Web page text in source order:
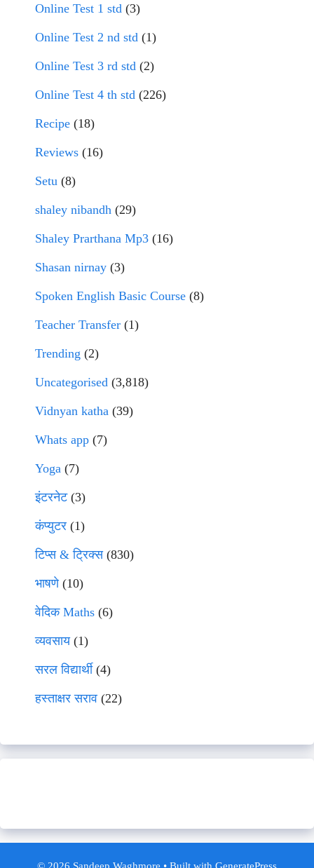
Online Test 1 std (3)
Online Test 2 nd std (1)
Online Test 3 rd std (2)
Online Test 4 th std (226)
Recipe (18)
Reviews (16)
Setu (8)
shaley nibandh (29)
Shaley Prarthana Mp3 (16)
Shasan nirnay (3)
Spoken English Basic Course (8)
Teacher Transfer (1)
Trending (2)
Uncategorised (3,818)
Vidnyan katha (39)
Whats app (7)
Yoga (7)
इंटरनेट(3)
कंप्युटर (1)
टिप्स & ट्रिक्स(830)
भाषणे(10)
वेदिक Maths (6)
व्यवसाय(1)
सरल विद्यार्थी(4)
हस्ताक्षर सराव (22)
© 2026 Sandeep Waghmore • Built with GeneratePress